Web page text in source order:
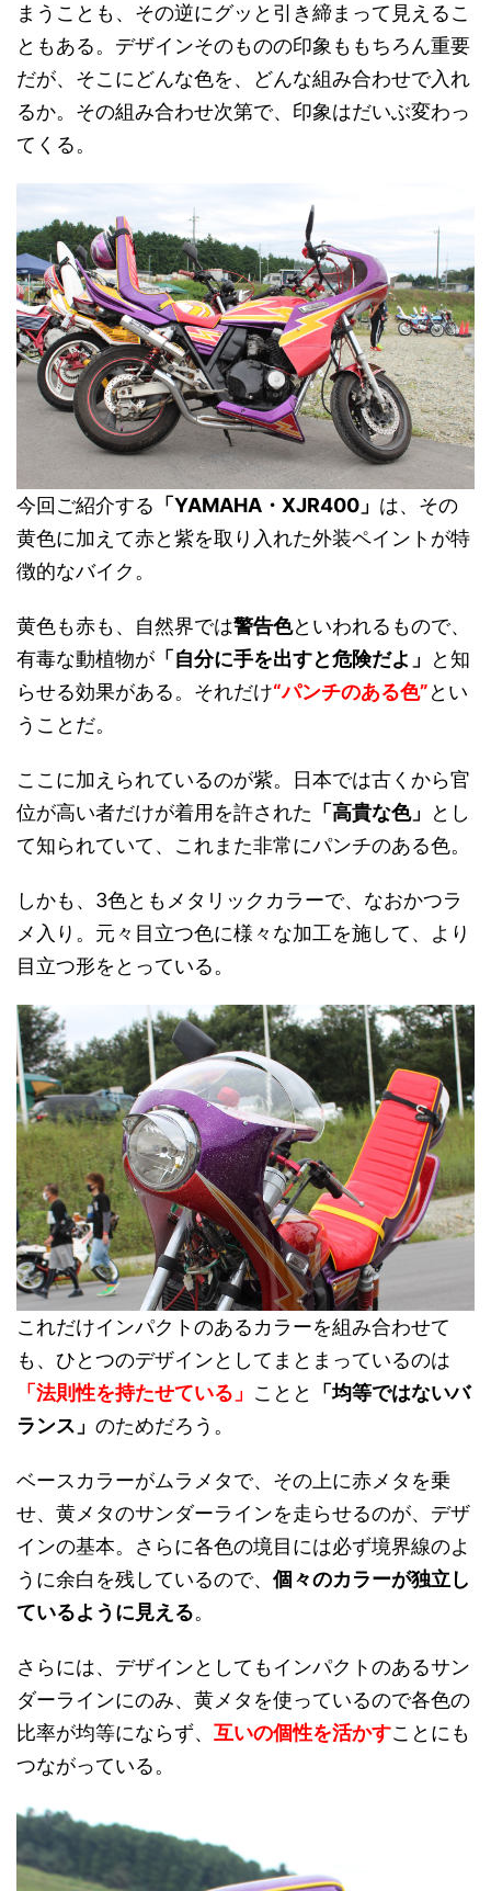
まうことも、その逆にグッと引き締まって見えるこ
ともある。デザインそのものの印象ももちろん重要
だが、そこにどんな色を、どんな組み合わせで入れ
るか。その組み合わせ次第で、印象はだいぶ変わっ
てくる。
今回ご紹介する 「YAMAHA・XJR400」 は、その
黄色に加えて赤と紫を取り入れた外装ペイントが特
徴的なバイク。
黄色も赤も、自然界では警告色といわれるもので、
有毒な動植物が 「自分に手を出すと危険だよ」
と知
らせる効果がある。それだけ“パンチのある色”とい
うことだ。
ここに加えられているのが紫。日本では古くから官
位が高い者だけが着用を許された 「高貴な色」
とし
て知られていて、これまた非常にパンチのある色。
しかも、3色ともメタリックカラーで、なおかつラ
メ入り。元々目立つ色に様々な加工を施して、より
目立つ形をとっている。
これだけインパクトのあるカラーを組み合わせて
も、ひとつのデザインとしてまとまっているのは
「法則性を持たせている」 ことと
「均等ではないバ
ランス」 のためだろう。
ベースカラーがムラメタで、その上に赤メタを乗
せ、黄メタのサンダーラインを走らせるのが、デザ
インの基本。さらに各色の境目には必ず境界線のよ
うに余白を残しているので、 個々のカラーが独立し
ているように見える。
さらには、デザインとしてもインパクトのあるサン
ダーラインにのみ、黄メタを使っているので各色の
比率が均等にならず、 互いの個性を活かすことにも
つながっている。